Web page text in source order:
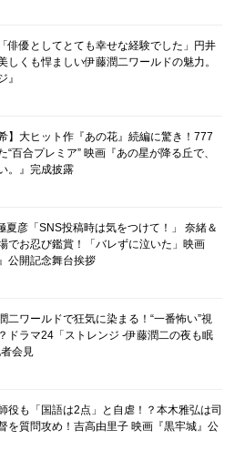
俳優としてとても幸せな経験でした」円井
しくも悍ましい伊藤潤二ワールドの魅力。
』
】大ヒット作『あの花』続編に驚き！777
“百合プレミア” 映画『あの星が降る丘で、
。』完成披露
夏彦「SNS投稿時は気をつけて！」 奈緒＆
でお忍び鑑賞！「バレずに泣いた」映画
公開記念舞台挨拶
二ワールドで狂気に染まる！“一番怖い”視
ドラマ24「ストレンジ -伊藤潤二の夜も眠
会見
役も「国語は2点」と自虐！？本木雅弘は司
を質問攻め！吉高由里子 映画『黒牢城』公